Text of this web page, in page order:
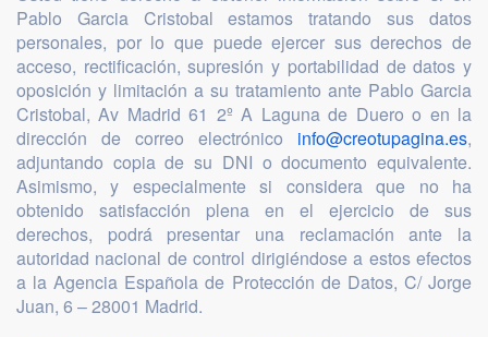
Pablo Garcia Cristobal estamos tratando sus datos
personales, por lo que puede ejercer sus derechos de
acceso, rectificación, supresión y portabilidad de datos y
oposición y limitación a su tratamiento ante Pablo Garcia
Cristobal, Av Madrid 61 2º A Laguna de Duero o en la
dirección de correo electrónico info@creotupagina.es,
adjuntando copia de su DNI o documento equivalente.
Asimismo, y especialmente si considera que no ha
obtenido satisfacción plena en el ejercicio de sus
derechos, podrá presentar una reclamación ante la
autoridad nacional de control dirigiéndose a estos efectos
a la Agencia Española de Protección de Datos, C/ Jorge
Juan, 6 – 28001 Madrid.